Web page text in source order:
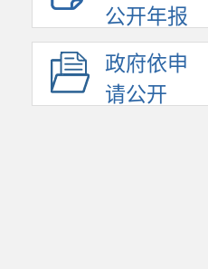
公开年报
政府依申
请公开